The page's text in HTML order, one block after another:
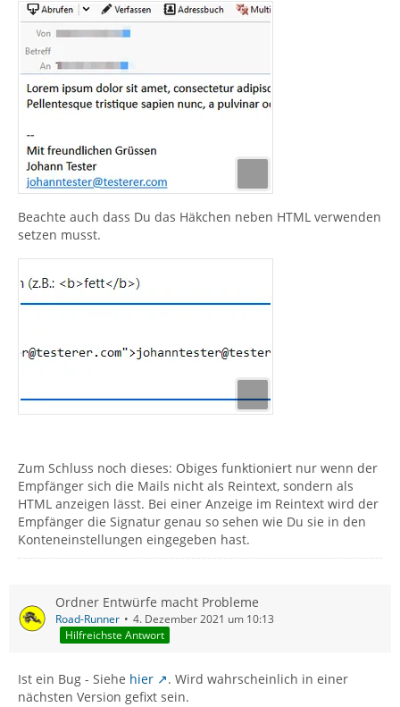
Beachte auch dass Du das Häkchen neben HTML verwenden
setzen musst.
Zum Schluss noch dieses: Obiges funktioniert nur wenn der
Empfänger sich die Mails nicht als Reintext, sondern als
HTML anzeigen lässt. Bei einer Anzeige im Reintext wird der
Empfänger die Signatur genau so sehen wie Du sie in den
Konteneinstellungen eingegeben hast.
Ordner Entwürfe macht Probleme
Road-Runner
4. Dezember 2021 um 10:13
Hilfreichste Antwort
Ist ein Bug - Siehe hier
. Wird wahrscheinlich in einer
nächsten Version gefixt sein.